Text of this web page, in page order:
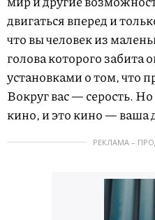
двигаться вперед и
что вы человек из
голова которого
установками о том, что
Вокруг вас — серость.
кино, и это кино — ваша
РЕКЛАМА –